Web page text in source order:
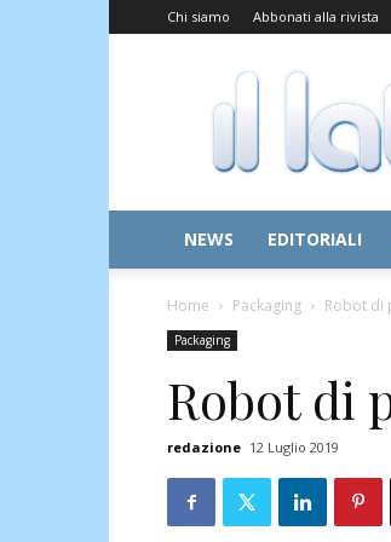
Chi siamo Abbonati alla rivista
Il
Latte
NEWS EDITORIALI
Home Packaging Robot di
Packaging
Robot di
redazione 12 Luglio 2019